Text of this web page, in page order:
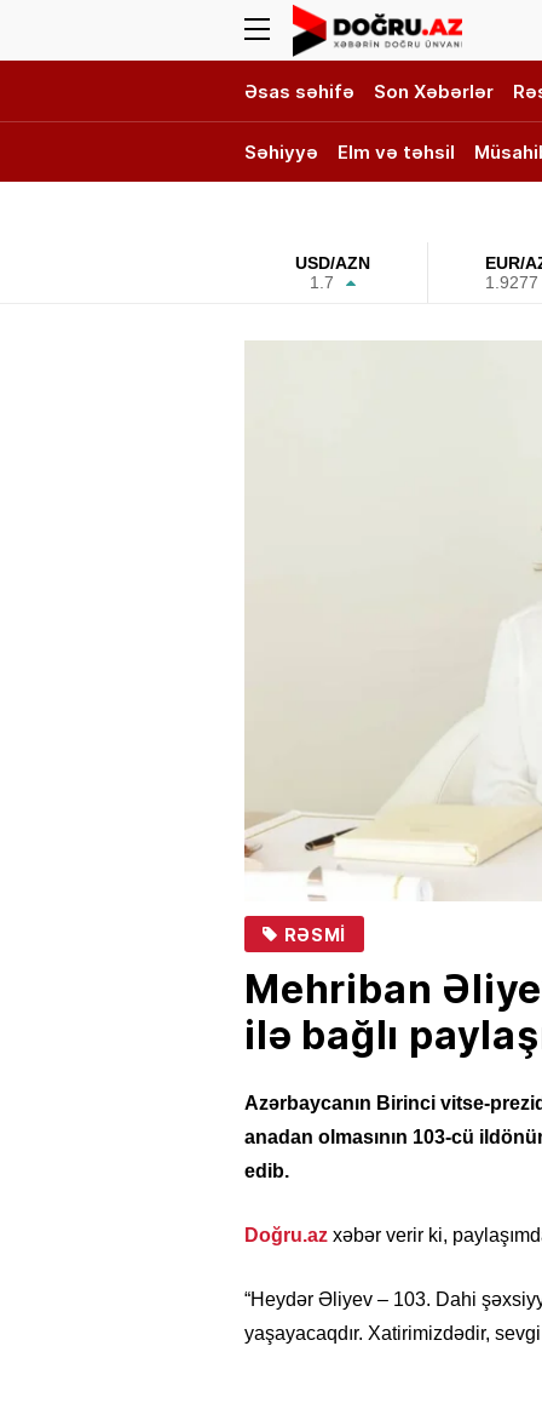
Əsas səhifə Son Xəbərlər
Səhiyyə Elm və təhsil
USD/AZN
1.7
EUR/
1.9277
RƏSMI
Mehriban
ilə bağlı
Azərbaycanın Birinci vitse-
anadan olmasının 103-cü
edib.
Doğru.az xəbər verir ki,
“Heydər Əliyev – 103. Dahi
yaşayacaqdır. Xatirimizdədir, sevgi